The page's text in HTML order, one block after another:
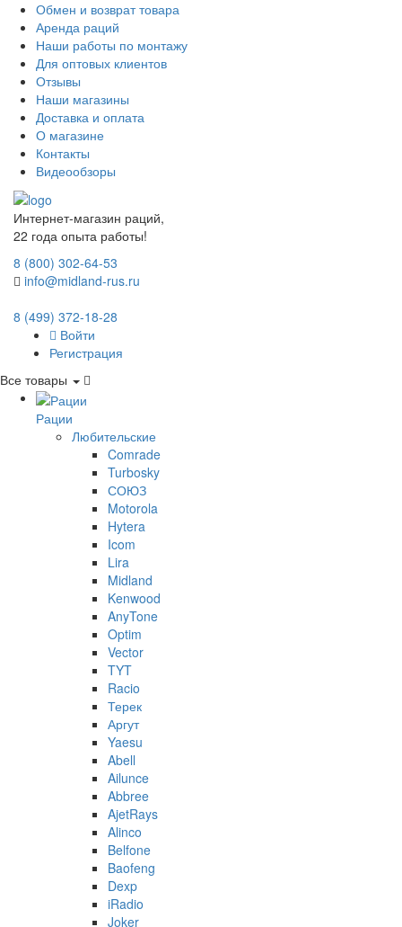
Обмен и возврат товара
Аренда раций
Наши работы по монтажу
Для оптовых клиентов
Отзывы
Наши магазины
Доставка и оплата
О магазине
Контакты
Видеообзоры
Интернет-магазин раций,
22 года опыта работы!
8 (800) 302-64-53
info@midland-rus.ru
8 (499) 372-18-28
Войти
Регистрация
Все товары
Рации
Любительские
Comrade
Turbosky
СОЮЗ
Motorola
Hytera
Icom
Lira
Midland
Kenwood
AnyTone
Optim
Vector
TYT
Racio
Терек
Аргут
Yaesu
Abell
Ailunce
Abbree
AjetRays
Alinco
Belfone
Baofeng
Dexp
iRadio
Joker